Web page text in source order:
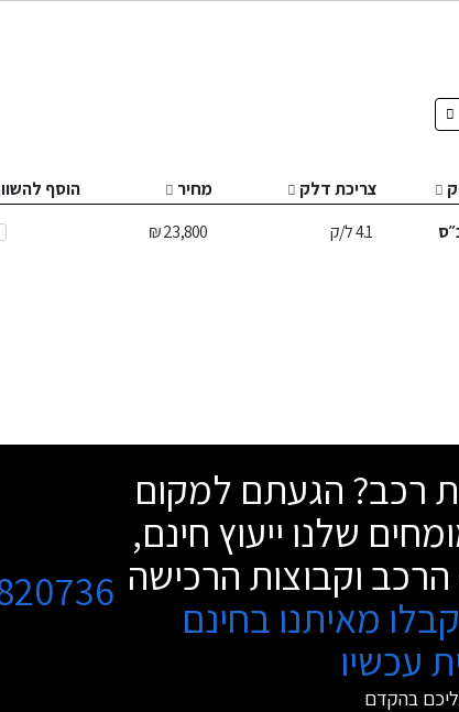
צריכת דלק מחיר
הוסף
4.1ל/ק 23,800 ₪
רכב? הגעתם למקום
שלנו ייעוץ חינם,
וקבוצות הרכישה
קבלו מאיתנו בחינם
עכשיו
בהקדם